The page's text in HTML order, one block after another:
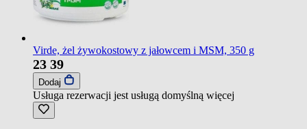
Virde, żel żywokostowy z jałowcem i MSM, 350 g
23 39
Dodaj
Usługa rezerwacji jest usługą domyślną więcej